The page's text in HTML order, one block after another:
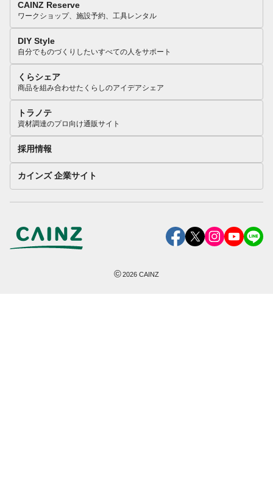
CAINZ Reserve
ワークショップ、施設予約、工具レンタル
DIY Style
自分でものづくりしたいすべての人をサポート
くらシェア
商品を組み合わせたくらしのアイデアシェア
トラノテ
資材調達のプロ向け通販サイト
採用情報
カインズ 企業サイト
©2026 CAINZ